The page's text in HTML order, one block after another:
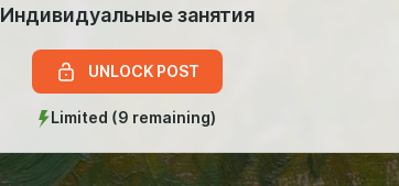
Индивидуальные занятия
UNLOCK POST
Limited (9 remaining)